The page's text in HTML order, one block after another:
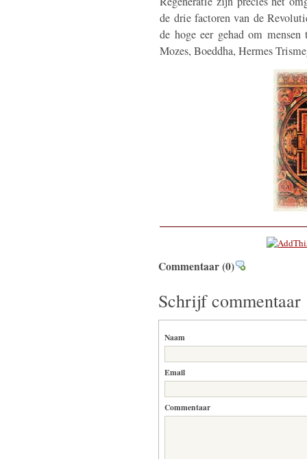
de drie factoren van de
de hoge eer gehad om
Mozes, Boeddha, Hermes
Commentaar(0)
Schrijf commentaar
Naam
Email
Commentaar